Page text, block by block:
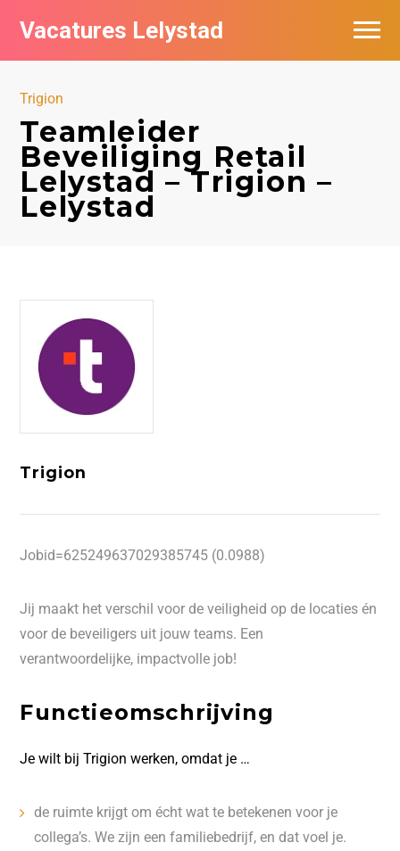
Vacatures Lelystad
Trigion
Teamleider
Beveiliging Retail
Lelystad – Trigion –
Lelystad
Trigion
Jobid=625249637029385745 (0.0988)
Jij maakt het verschil voor de veiligheid op de locaties én
voor de beveiligers uit jouw teams. Een
verantwoordelijke, impactvolle job!
Functieomschrijving
Je wilt bij Trigion werken, omdat je …
de ruimte krijgt om écht wat te betekenen voor je
collega’s. We zijn een familiebedrijf, en dat voel je.
Vacatures per bedrijf in Lelystad
De populairste vacatures in Lelystad
Nieuwsbrief feed